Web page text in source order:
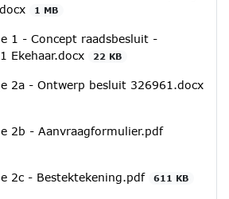
1 MB
1 - Concept raadsbesluit -
Ekehaar.docx
22 KB
2a - Ontwerp besluit 326961.docx
2b - Aanvraagformulier.pdf
2c - Bestektekening.pdf 611 KB